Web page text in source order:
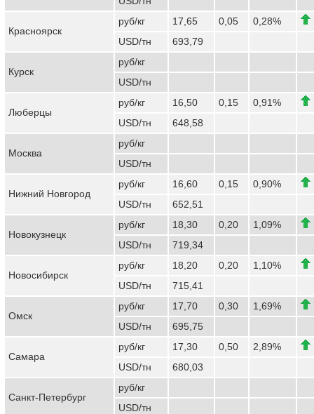
Красноярск
руб/кг 17,65 0,05
0,28%
USD/тн
693,79
Курск
руб/кг
USD/тн
Люберцы
руб/кг 16,50 0,15
0,91%
USD/тн
648,58
Москва
руб/кг
USD/тн
Нижний Новгород
руб/кг 16,60 0,15
0,90%
USD/тн
652,51
Новокузнецк
руб/кг 18,30 0,20
1,09%
USD/тн
719,34
Новосибирск
руб/кг 18,20 0,20
1,10%
USD/тн
715,41
Омск
руб/кг 17,70 0,30
1,69%
USD/тн
695,75
Самара
руб/кг 17,30 0,50
2,89%
USD/тн
680,03
Санкт-Петербург
руб/кг
USD/тн